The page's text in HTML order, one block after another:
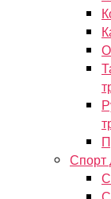
Спорт